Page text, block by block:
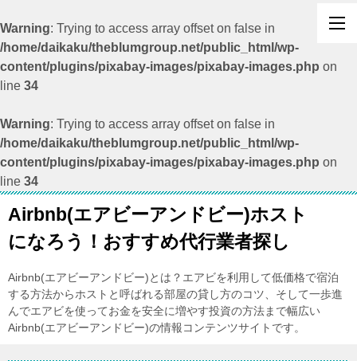
Warning: Trying to access array offset on false in
/home/daikaku/theblumgroup.net/public_html/wp-
content/plugins/pixabay-images/pixabay-images.php on
line 34
Warning: Trying to access array offset on false in
/home/daikaku/theblumgroup.net/public_html/wp-
content/plugins/pixabay-images/pixabay-images.php on
line 34
Airbnb(エアビーアンドビー)ホスト
になろう！おすすめ代行業者探し
Airbnb(エアビーアンドビー)とは？エアビを利用して低価格で宿泊
する方法からホストと呼ばれる部屋の貸し方のコツ、そして一歩進
んでエアビを使ってお金を安全に増やす投資の方法まで幅広い
Airbnb(エアビーアンドビー)の情報コンテンツサイトです。